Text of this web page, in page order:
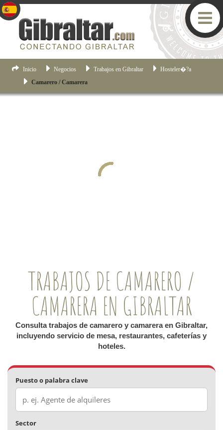
Inicio Negocios Trabajos en Gibraltar
Hosteler�?­a
Camarero / Camarera
TRABAJOS DE CAMARERO /
CAMARERA EN GIBRALTAR
Consulta trabajos de camarero y camarera en Gibraltar,
incluyendo servicio de mesa, restaurantes, cafeterías y
hoteles.
Puesto o palabra clave
Sector